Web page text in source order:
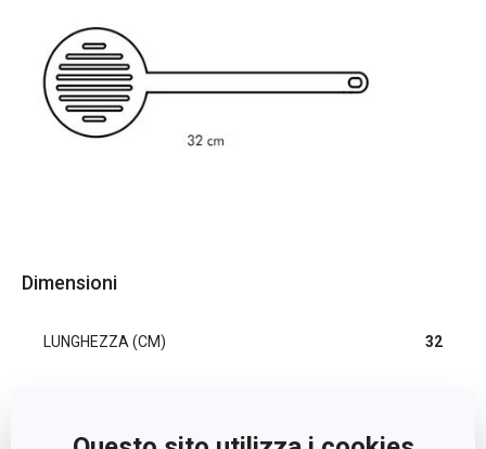
Dimensioni
LUNGHEZZA (CM) 32